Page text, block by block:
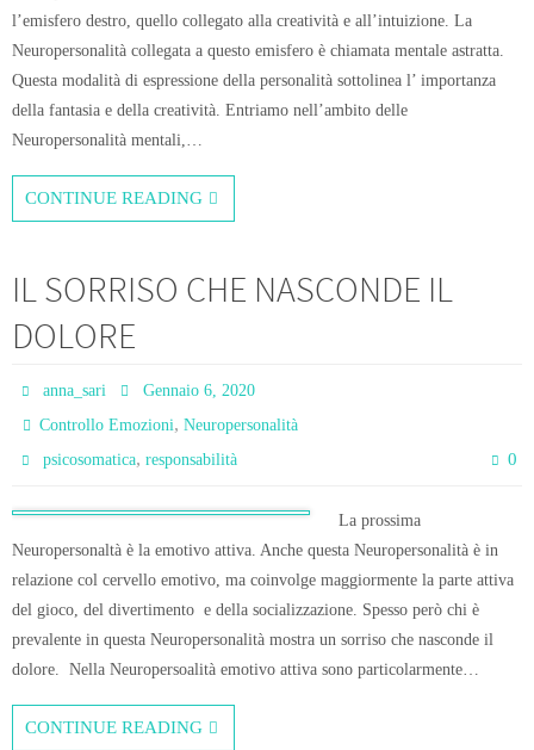
l’emisfero destro, quello collegato alla creatività e all’intuizione. La
Neuropersonalità collegata a questo emisfero è chiamata mentale astratta.
Questa modalità di espressione della personalità sottolinea l’ importanza
della fantasia e della creatività. Entriamo nell’ambito delle
Neuropersonalità mentali,…
CONTINUE READING
IL SORRISO CHE NASCONDE IL
DOLORE
anna_sari
Gennaio 6, 2020
Controllo Emozioni,Neuropersonalità
psicosomatica,responsabilità 0
La prossima
Neuropersonaltà è la emotivo attiva. Anche questa Neuropersonalità è in
relazione col cervello emotivo, ma coinvolge maggiormente la parte attiva
del gioco, del divertimento e della socializzazione. Spesso però chi è
prevalente in questa Neuropersonalità mostra un sorriso che nasconde il
dolore. Nella Neuropersoalità emotivo attiva sono particolarmente…
CONTINUE READING